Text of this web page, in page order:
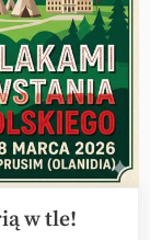
w tle!